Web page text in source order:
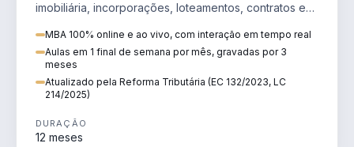
imobiliária, incorporações, loteamentos, contratos e
MBA 100% online e ao vivo, com interação em tempo real
Aulas em 1 final de semana por mês, gravadas por 3
meses
Atualizado pela Reforma Tributária (EC 132/2023, LC
214/2025)
DURAÇÃO
12 meses